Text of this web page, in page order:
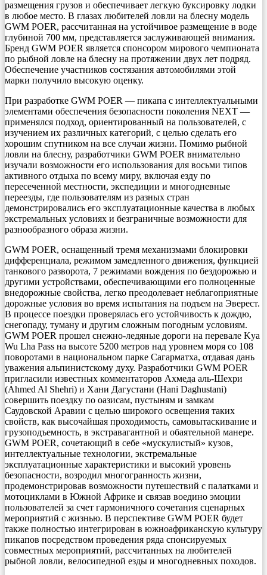
размещения грузов и обеспечивает легкую буксировку лодки
в любое место. В глазах любителей ловли на блесну модель
GWM POER, рассчитанная на устойчивое размещение в воде
глубиной 700 мм, представляется заслуживающей внимания.
Бренд GWM POER является спонсором мирового чемпионата
по рыбной ловле на блесну на протяжении двух лет подряд.
Обеспечение участников состязания автомобилями этой
марки получило высокую оценку.
При разработке GWM POER — пикапа с интеллектуальными
элементами обеспечения безопасности поколения NEXT —
применялся подход, ориентированный на пользователей, с
изучением их различных категорий, с целью сделать его
хорошим спутником на все случаи жизни. Помимо рыбной
ловли на блесну, разработчики GWM POER внимательно
изучали возможности его использования для восьми типов
активного отдыха по всему миру, включая езду по
пересеченной местности, экспедиции и многодневные
переезды, где пользователям из разных стран
демонстрировались его эксплуатационные качества в любых
экстремальных условиях и безграничные возможности для
разнообразного образа жизни.
GWM POER, оснащенный тремя механизмами блокировки
дифференциала, режимом замедленного движения, функцией
танкового разворота, 7 режимами вождения по бездорожью и
другими устройствами, обеспечивающими его полноценные
внедорожные свойства, легко преодолевает неблагоприятные
дорожные условия во время испытания на подъем на Эверест.
В процессе поездки проверялась его устойчивость к дождю,
снегопаду, туману и другим сложным погодным условиям.
GWM POER прошел снежно-ледяные дороги на перевале Kya
Wu Lha Pass на высоте 5200 метров над уровнем моря со 108
поворотами в национальном парке Сагарматха, отдавая дань
уважения альпинистскому духу. Разработчики GWM POER
пригласили известных комментаторов Ахмеда аль-Шехри
(Ahmed Al Shehri) и Хани Дагустани (Hani Daghustani)
совершить поездку по оазисам, пустыням и замкам
Саудовской Аравии с целью широкого освещения таких
свойств, как высочайшая проходимость, самовытаскивание и
грузоподъемность, в экстравагантной и обаятельной манере.
GWM POER, сочетающий в себе «мускулистый» кузов,
интеллектуальные технологии, экстремальные
эксплуатационные характеристики и высокий уровень
безопасности, возродил многогранность жизни,
продемонстрировав возможности путешествий с палатками и
мотоциклами в Южной Африке и связав воедино эмоции
пользователей за счет гармоничного сочетания сценарных
мероприятий с жизнью. В перспективе GWM POER будет
также полностью интегрирован в южноафриканскую культуру
пикапов посредством проведения ряда спонсируемых
совместных мероприятий, рассчитанных на любителей
рыбной ловли, велосипедной езды и многодневных походов.